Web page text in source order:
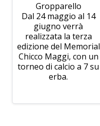
Gropparello
Dal 24 maggio al 14
giugno verrà
realizzata la terza
edizione del Memorial
Chicco Maggi, con un
torneo di calcio a 7 su
erba.